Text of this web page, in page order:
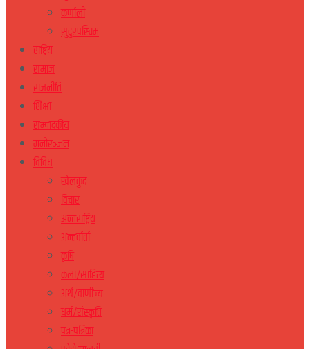
कर्णाली
सुदुरपस्चिम
राष्ट्रिय
समाज
राजनीति
शिक्षा
सम्पादकीय
मनोरञ्जन
विविध
खेलकुद
विचार
अन्तराष्ट्रिय
अन्तर्वार्ता
कृषि
कला/साहित्य
अर्थ/वाणीज्य
धर्म/संस्कृति
पत्र-पत्रिका